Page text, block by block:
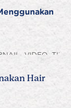
Hair